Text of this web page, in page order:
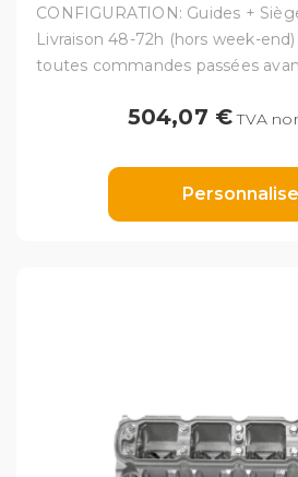
CONFIGURATION: Guides +
Livraison 48-72h (hors week-
toutes commandes passées
504,07 €TVA